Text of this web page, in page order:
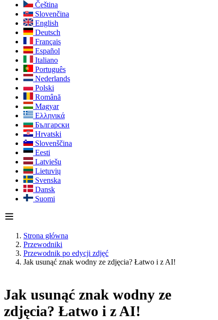
Čeština
Slovenčina
English
Deutsch
Français
Español
Italiano
Português
Nederlands
Polski
Română
Magyar
Ελληνικά
Български
Hrvatski
Slovenščina
Eesti
Latviešu
Lietuvių
Svenska
Dansk
Suomi
Strona główna
Przewodniki
Przewodnik po edycji zdjęć
Jak usunąć znak wodny ze zdjęcia? Łatwo i z AI!
Jak usunąć znak wodny ze
zdjęcia? Łatwo i z AI!